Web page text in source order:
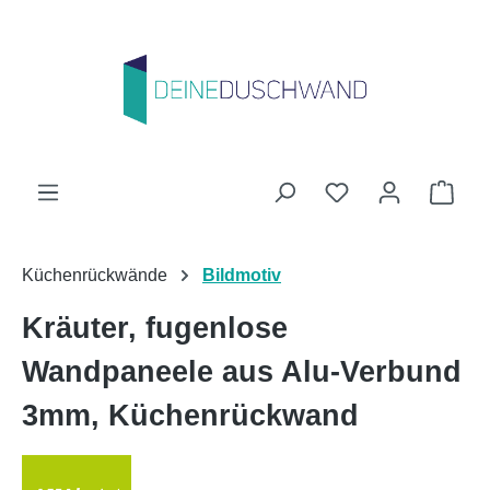
Du hast 0
Küchenrückwände Bildmotiv
Kräuter, fugenlose
Wandpaneele aus Alu-Verbund
3mm, Küchenrückwand